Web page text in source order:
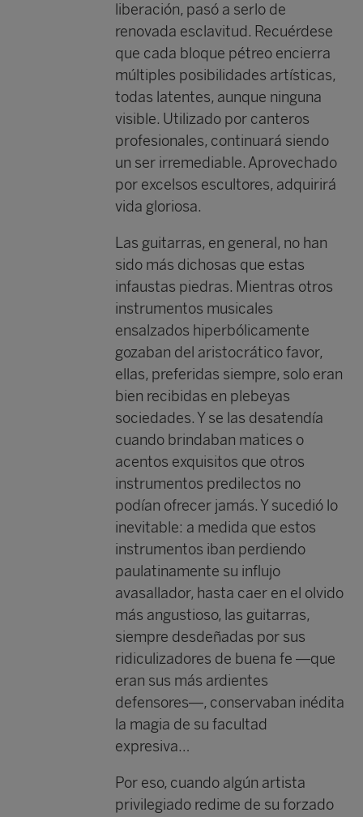
liberación, pasó a serlo de
renovada esclavitud. Recuérdese
que cada bloque pétreo encierra
múltiples posibilidades artísticas,
todas latentes, aunque ninguna
visible. Utilizado por canteros
profesionales, continuará siendo
un ser irremediable. Aprovechado
por excelsos escultores, adquirirá
vida gloriosa.
Las guitarras, en general, no han
sido más dichosas que estas
infaustas piedras. Mientras otros
instrumentos musicales
ensalzados hiperbólicamente
gozaban del aristocrático favor,
ellas, preferidas siempre, solo eran
bien recibidas en plebeyas
sociedades. Y se las desatendía
cuando brindaban matices o
acentos exquisitos que otros
instrumentos predilectos no
podían ofrecer jamás. Y sucedió lo
inevitable: a medida que estos
instrumentos iban perdiendo
paulatinamente su influjo
avasallador, hasta caer en el olvido
más angustioso, las guitarras,
siempre desdeñadas por sus
ridiculizadores de buena fe —que
eran sus más ardientes
defensores—, conservaban inédita
la magia de su facultad
expresiva…
Por eso, cuando algún artista
privilegiado redime de su forzado